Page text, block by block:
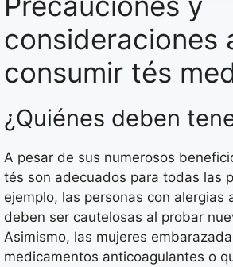
consideraciones
consumir tés
¿Quiénes deben
A pesar de sus numerosos
tés son adecuados para todas las
ejemplo, las personas con alergias
deben ser cautelosas al probar
Asimismo, las mujeres
medicamentos anticoagulantes o